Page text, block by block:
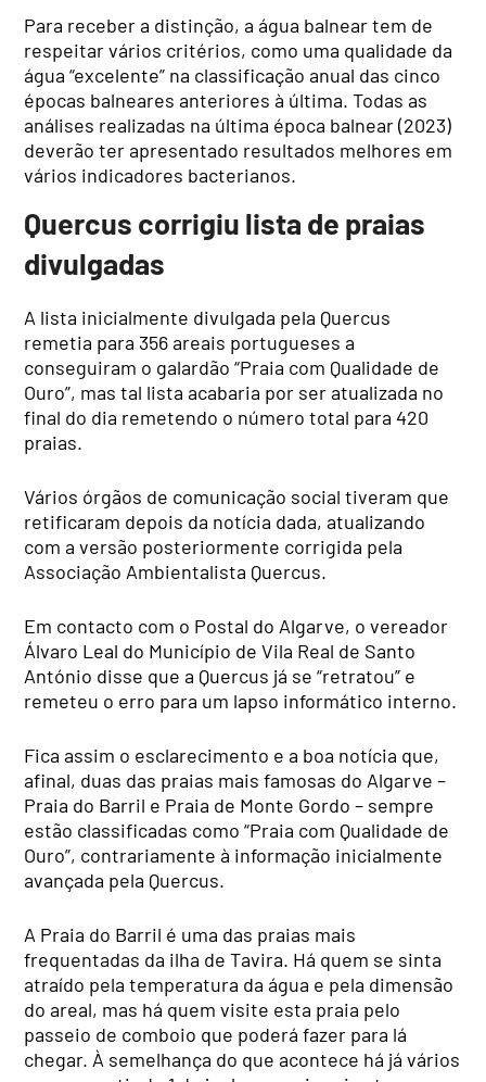
Para receber a distinção, a água balnear tem de
respeitar vários critérios, como uma qualidade da
água “excelente” na classificação anual das cinco
épocas balneares anteriores à última. Todas as
análises realizadas na última época balnear (2023)
deverão ter apresentado resultados melhores em
vários indicadores bacterianos.
Quercus corrigiu lista de praias
divulgadas
A lista inicialmente divulgada pela Quercus
remetia para 356 areais portugueses a
conseguiram o galardão “Praia com Qualidade de
Ouro”, mas tal lista acabaria por ser atualizada no
final do dia remetendo o número total para 420
praias.
Vários órgãos de comunicação social tiveram que
retificaram depois da notícia dada, atualizando
com a versão posteriormente corrigida pela
Associação Ambientalista Quercus.
Em contacto com o Postal do Algarve, o vereador
Álvaro Leal do Município de Vila Real de Santo
António disse que a Quercus já se “retratou” e
remeteu o erro para um lapso informático interno.
Fica assim o esclarecimento e a boa notícia que,
afinal, duas das praias mais famosas do Algarve –
Praia do Barril e Praia de Monte Gordo – sempre
estão classificadas como “Praia com Qualidade de
Ouro”, contrariamente à informação inicialmente
avançada pela Quercus.
A Praia do Barril é uma das praias mais
frequentadas da ilha de Tavira. Há quem se sinta
atraído pela temperatura da água e pela dimensão
do areal, mas há quem visite esta praia pelo
passeio de comboio que poderá fazer para lá
chegar. À semelhança do que acontece há já vários